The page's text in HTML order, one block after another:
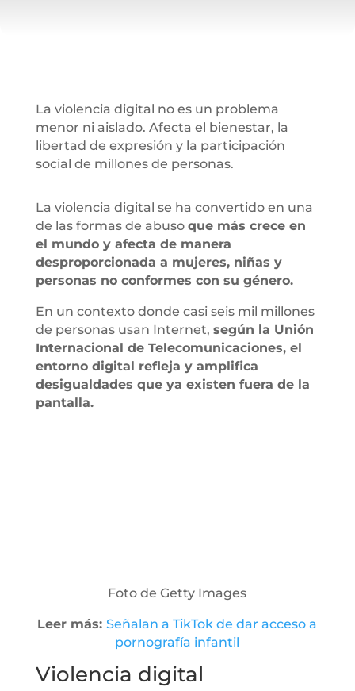
La violencia digital no es un problema
menor ni aislado. Afecta el bienestar, la
libertad de expresión y la participación
social de millones de personas.
La violencia digital se ha convertido en una
de las formas de abuso que más crece en
el mundo y afecta de manera
desproporcionada a mujeres, niñas y
personas no conformes con su género.
En un contexto donde casi seis mil millones
de personas usan Internet, según la Unión
Internacional de Telecomunicaciones, el
entorno digital refleja y amplifica
desigualdades que ya existen fuera de la
pantalla.
Foto de Getty Images
Leer más:Señalan a TikTok de dar acceso a
pornografía infantil
Violencia digital